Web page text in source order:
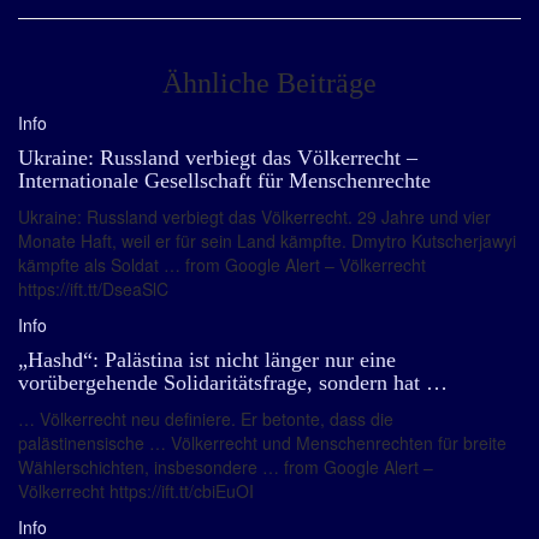
Ähnliche Beiträge
Info
Ukraine: Russland verbiegt das Völkerrecht –
Internationale Gesellschaft für Menschenrechte
Ukraine: Russland verbiegt das Völkerrecht. 29 Jahre und vier
Monate Haft, weil er für sein Land kämpfte. Dmytro Kutscherjawyi
kämpfte als Soldat … from Google Alert – Völkerrecht
https://ift.tt/DseaSlC
Info
„Hashd“: Palästina ist nicht länger nur eine
vorübergehende Solidaritätsfrage, sondern hat …
… Völkerrecht neu definiere. Er betonte, dass die
palästinensische … Völkerrecht und Menschenrechten für breite
Wählerschichten, insbesondere … from Google Alert –
Völkerrecht https://ift.tt/cbiEuOI
Info